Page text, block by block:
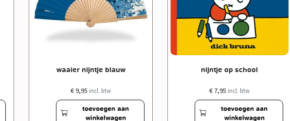
waaier nijntje blauw
€ 9,95 incl. btw
toevoegen aan
winkelwagen
nijntje op school
€ 7,95 incl. btw
toevoegen aan
winkelwagen